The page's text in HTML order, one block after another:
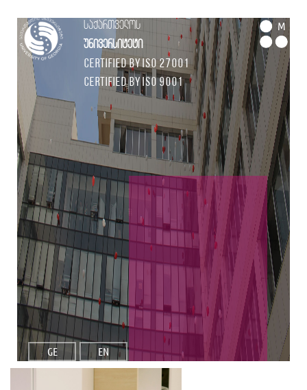
საქართველოს
უნივერსიტეტი
Certified by ISO 27001
Certified by ISO 9001
M
GE EN